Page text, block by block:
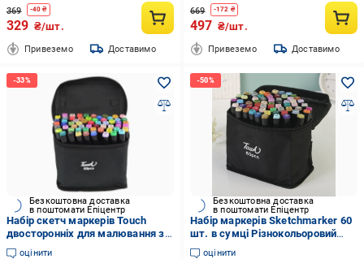
369 -40 ₴
329 ₴/шт.
Привеземо Доставимо
669 -172 ₴
497 ₴/шт.
Привеземо Доставимо
Безкоштовна доставка
в поштомати Епіцентр
Набір скетч маркерів Touch
двосторонніх для малювання з
чохлом 60 шт.
оцінити
Безкоштовна доставка
в поштомати Епіцентр
Набір маркерів Sketchmarker 60
шт. в сумці Різнокольоровий
(Е500082)
оцінити